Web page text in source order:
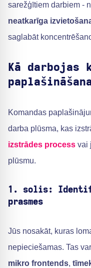
sarežģītiem darbiem -
neatkarīga
saglabāt
Kā darbojas
Komandas
darba plūsma, kas
izstrādes process vai
plūsmu.
1. solis:
prasmes
Jūs nosakāt, kuras
nepieciešamas. Tas
mikro frontends,